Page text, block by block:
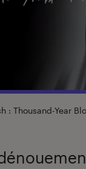
: Thousand-Year